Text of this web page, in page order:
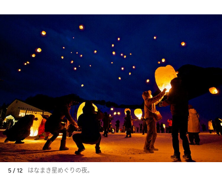
5 / 12 はなまき星めぐりの夜。